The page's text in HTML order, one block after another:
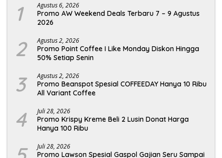
1 Agustus 6, 2026
Promo AW Weekend Deals Terbaru 7 – 9 Agustus
2026
2 Agustus 2, 2026
Promo Point Coffee I Like Monday Diskon Hingga
50% Setiap Senin
3 Agustus 2, 2026
Promo Beanspot Spesial COFFEEDAY Hanya 10 Ribu
All Variant Coffee
4 Juli 28, 2026
Promo Krispy Kreme Beli 2 Lusin Donat Harga
Hanya 100 Ribu
Juli 28, 2026
Promo Lawson Spesial Gaspol Gajian Seru Sampai